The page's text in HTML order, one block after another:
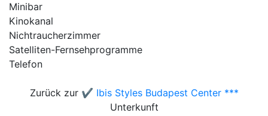
Minibar
Kinokanal
Nichtraucherzimmer
Satelliten-Fernsehprogramme
Telefon
Zurück zur ✔️ Ibis Styles Budapest Center ***
Unterkunft